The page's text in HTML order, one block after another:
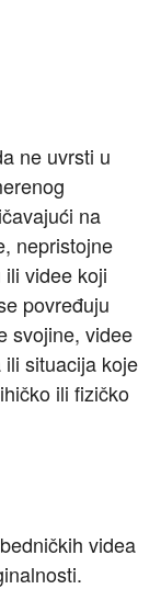
ne uvrsti u
na
nepristojne
videe koji
povređuju
svojine, videe
situacija koje
ili fizičko
videa